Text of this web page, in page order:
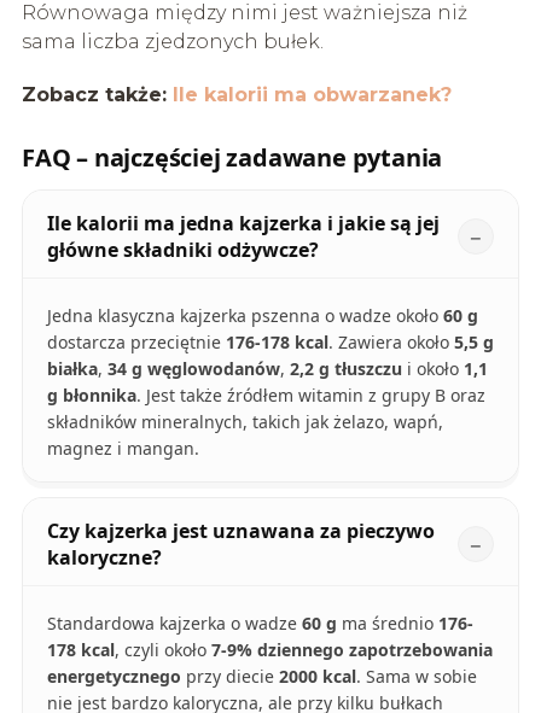
Równowaga między nimi jest ważniejsza niż
sama liczba zjedzonych bułek.
Zobacz także: Ile kalorii ma obwarzanek?
FAQ – najczęściej zadawane pytania
Ile kalorii ma jedna kajzerka i jakie są jej
główne składniki odżywcze?
Jedna klasyczna kajzerka pszenna o wadze około 60 g
dostarcza przeciętnie 176-178 kcal. Zawiera około 5,5 g
białka, 34 g węglowodanów, 2,2 g tłuszczu i około 1,1
g błonnika. Jest także źródłem witamin z grupy B oraz
składników mineralnych, takich jak żelazo, wapń,
magnez i mangan.
Czy kajzerka jest uznawana za pieczywo
kaloryczne?
Standardowa kajzerka o wadze 60 g ma średnio 176-
178 kcal, czyli około 7-9% dziennego zapotrzebowania
energetycznego przy diecie 2000 kcal. Sama w sobie
nie jest bardzo kaloryczna, ale przy kilku bułkach